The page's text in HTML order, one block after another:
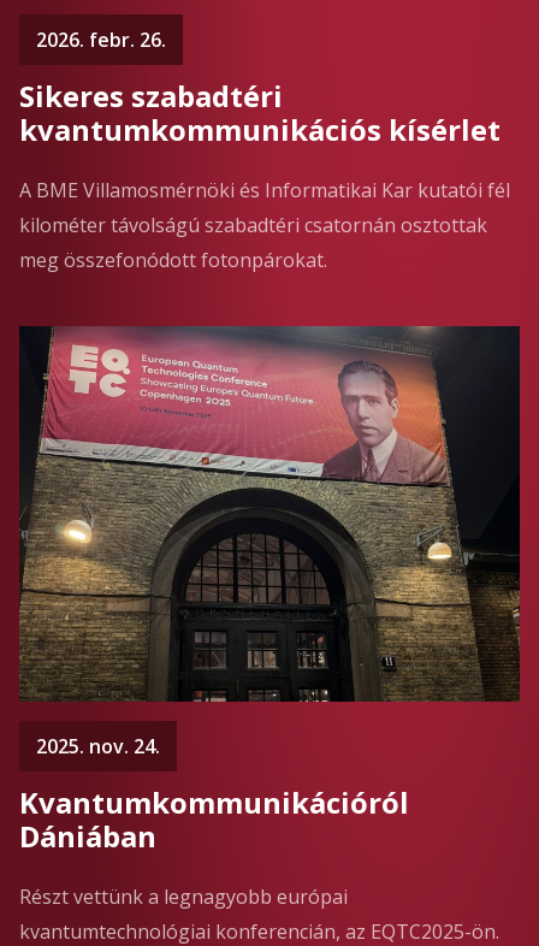
2026. febr. 26.
Sikeres szabadtéri
kvantumkommunikációs kísérlet
A BME Villamosmérnöki és Informatikai Kar kutatói fél
kilométer távolságú szabadtéri csatornán osztottak
meg összefonódott fotonpárokat.
2025. nov. 24.
Kvantumkommunikációról
Dániában
Részt vettünk a legnagyobb európai
kvantumtechnológiai konferencián, az EQTC2025-ön.